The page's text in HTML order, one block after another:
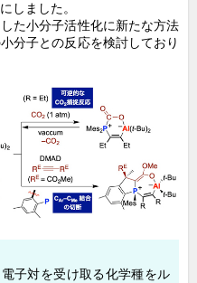
しました。
た小分子活性化に新たな方法
分子との反応を検討しており
電子対を受け取る化学種をル